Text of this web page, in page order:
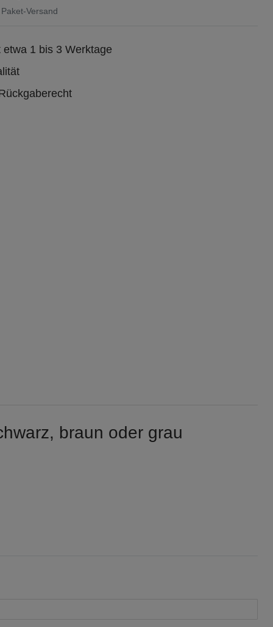
Versand
etwa 1 bis 3 Werktage
braun oder grau